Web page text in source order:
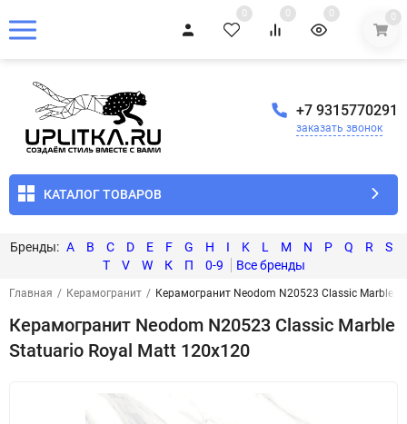
0 0 0 0
+7 9315770291
заказать звонок
КАТАЛОГ ТОВАРОВ
A B C D E F G H I K L M N P Q R
S
T
V W К П 0-9
Главная / Керамогранит / Керамогранит Neodom N20523 Classic Marble
Керамогранит Neodom N20523 Classic Marble
Statuario Royal Matt 120x120